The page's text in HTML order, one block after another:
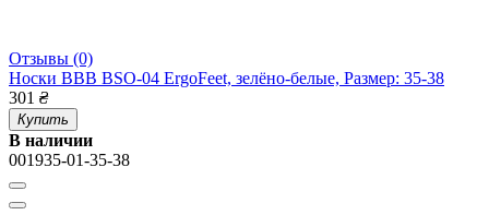
Отзывы (0)
Носки BBB BSO-04 ErgoFeet, зелёно-белые, Размер: 35-38
301 ₴
Купить
В наличии
001935-01-35-38